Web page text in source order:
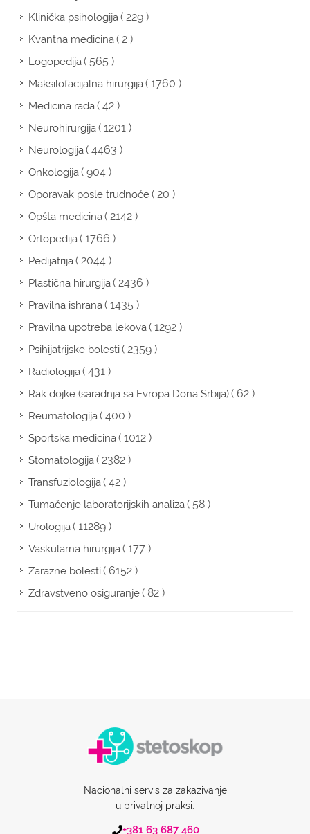
Klinička psihologija( 229 )
Kvantna medicina( 2 )
Logopedija( 565 )
Maksilofacijalna hirurgija( 1760 )
Medicina rada( 42 )
Neurohirurgija( 1201 )
Neurologija( 4463 )
Onkologija( 904 )
Oporavak posle trudnoće( 20 )
Opšta medicina( 2142 )
Ortopedija( 1766 )
Pedijatrija( 2044 )
Plastična hirurgija( 2436 )
Pravilna ishrana( 1435 )
Pravilna upotreba lekova( 1292 )
Psihijatrijske bolesti( 2359 )
Radiologija( 431 )
Rak dojke (saradnja sa Evropa Dona Srbija)( 62 )
Reumatologija( 400 )
Sportska medicina( 1012 )
Stomatologija( 2382 )
Transfuziologija( 42 )
Tumačenje laboratorijskih analiza( 58 )
Urologija( 11289 )
Vaskularna hirurgija( 177 )
Zarazne bolesti( 6152 )
Zdravstveno osiguranje( 82 )
Nacionalni servis za zakazivanje
u privatnoj praksi.
+381 63 687 460